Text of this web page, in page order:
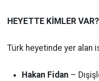
HEYETTE KİMLER VAR?
Türk heyetinde yer alan
Hakan Fidan –